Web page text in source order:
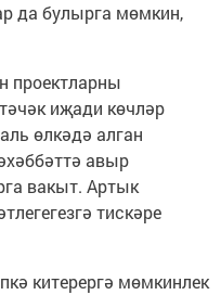
да булырга мөмкин,
проектларны
иҗади көчләр
өлкәдә алган
авыр
вакыт. Артык
тискәре
китерергә мөмкинлек